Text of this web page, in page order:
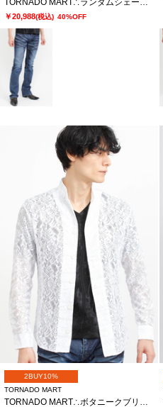
TORNADO MART∴ランダムシェービングシューカットデニム
￥20,988(税込) 40%OFF
2BUY10%
TORNADO MART